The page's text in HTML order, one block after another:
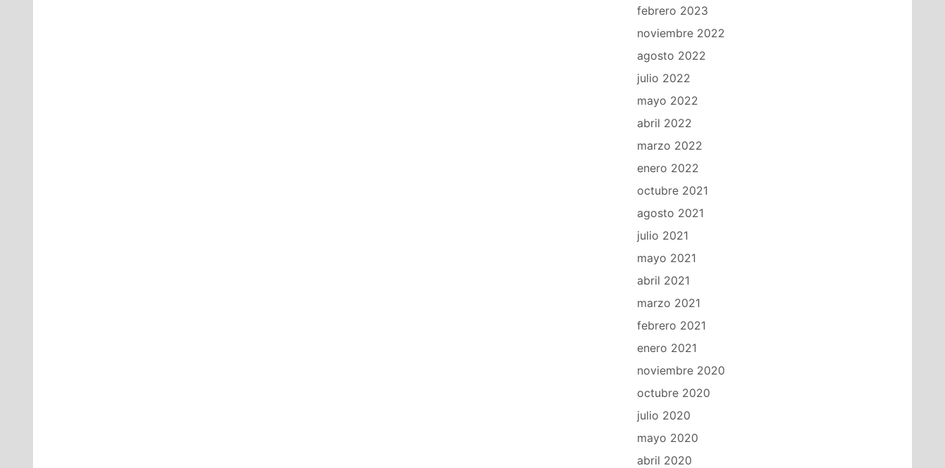
febrero 2023
noviembre 2022
agosto 2022
julio 2022
mayo 2022
abril 2022
marzo 2022
enero 2022
octubre 2021
agosto 2021
julio 2021
mayo 2021
abril 2021
marzo 2021
febrero 2021
enero 2021
noviembre 2020
octubre 2020
julio 2020
mayo 2020
abril 2020